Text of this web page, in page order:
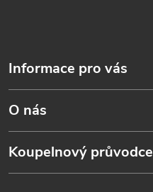
Informace pro vás
O nás
Koupelnový průvodce